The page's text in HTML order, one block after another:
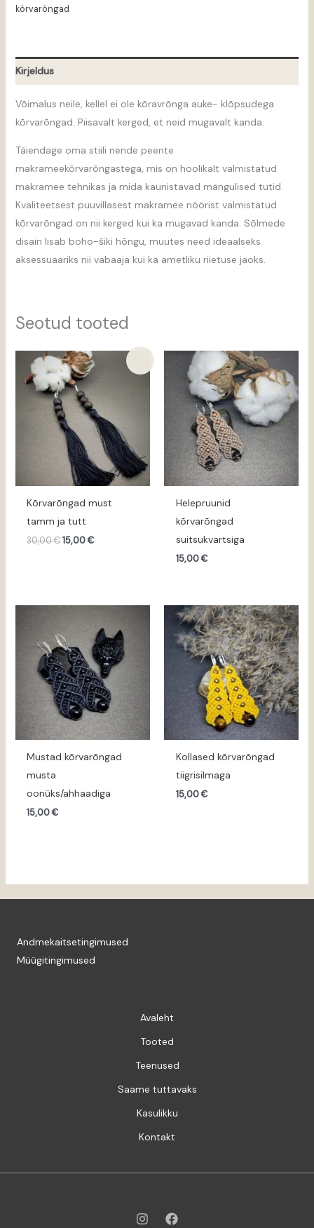
kõrvarõngad
Kirjeldus
Võimalus neile, kellel ei ole kõravrõnga auke- klõpsudega
kõrvarõngad. Piisavalt kerged, et neid mugavalt kanda.
Täiendage oma stiili nende peente
makrameekõrvarõngastega, mis on hoolikalt valmistatud
makramee tehnikas ja mida kaunistavad mängulised tutid.
Kvaliteetsest puuvillasest makramee nöörist valmistatud
kõrvarõngad on nii kerged kui ka mugavad kanda. Sõlmede
disain lisab boho-šiki hõngu, muutes need ideaalseks
aksessuaariks nii vabaaja kui ka ametliku riietuse jaoks.
Seotud tooted
Kõrvarõngad must
tamm ja tutt
30,00€
Algne
hind
oli:
30,00 €.
15,00€
Praegune
hind
Helepruunid
kõrvarõngad
suitsukvartsiga
15,00€
Mustad kõrvarõngad
musta
oonüks/ahhaadiga
15,00€
Kollased kõrvarõngad
tiigrisilmaga
15,00€
Andmekaitsetingimused
Müügitingimused
Avaleht
Tooted
Teenused
Saame tuttavaks
Kasulikku
Kontakt